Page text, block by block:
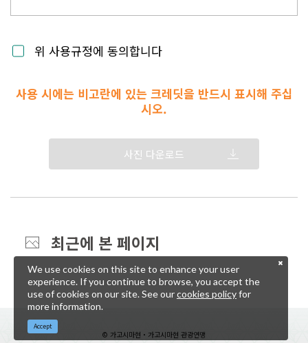
위 사용규정에 동의합니다
사용 시에는 비고란에 있는 크레딧을 반드시 표시해 주십
시오.
사진 다운로드
최근에 본 페이지
© 가고시마현・가고시마현 관광연맹
We use cookies on this site to enhance your user
experience. If you continue to browse, you accept the
use of cookies on our site. See ourcookies policyfor
more information.
Accept